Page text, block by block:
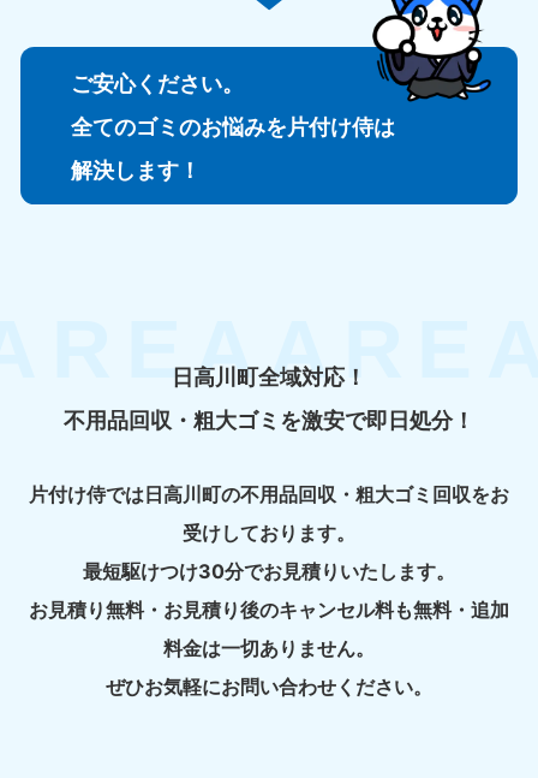
ご安心ください。
全てのゴミのお悩みを片付け侍は
解決します！
日高川町全域対応！
不用品回収・粗大ゴミを激安で即日処分！
片付け侍では日高川町の不用品回収・粗大ゴミ回収をお
受けしております。
最短駆けつけ30分でお見積りいたします。
お見積り無料・お見積り後のキャンセル料も無料・追加
料金は一切ありません。
ぜひお気軽にお問い合わせください。